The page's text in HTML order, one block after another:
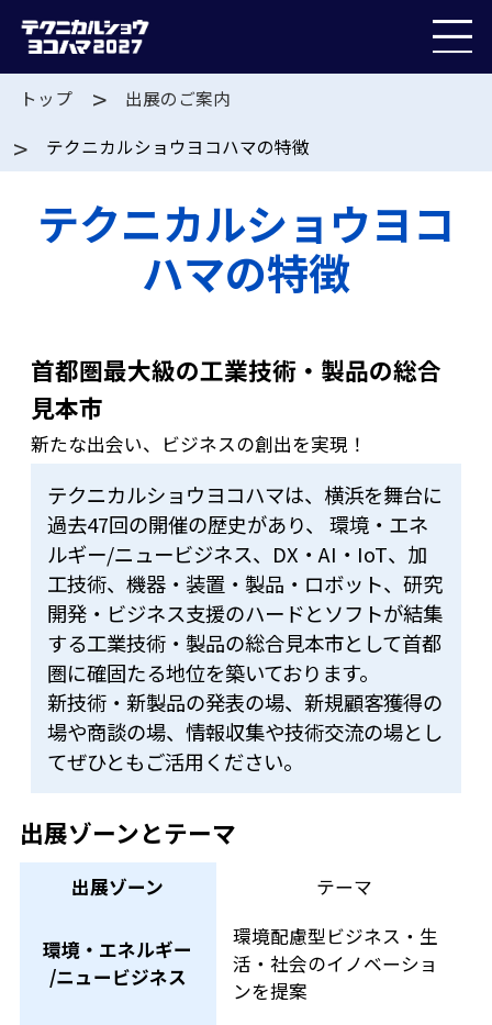
トップ 出展のご案内
テクニカルショウヨコハマの特徴
テクニカルショウヨコ
ハマの特徴
首都圏最大級の工業技術・製品の総合
見本市
新たな出会い、ビジネスの創出を実現！
テクニカルショウヨコハマは、横浜を舞台に
過去47回の開催の歴史があり、 環境・エネ
ルギー/ニュービジネス、DX・AI・IoT、加
工技術、機器・装置・製品・ロボット、研究
開発・ビジネス支援のハードとソフトが結集
する工業技術・製品の総合見本市として首都
圏に確固たる地位を築いております。
新技術・新製品の発表の場、新規顧客獲得の
場や商談の場、情報収集や技術交流の場とし
てぜひともご活用ください。
出展ゾーンとテーマ
出展ゾーン テーマ
環境・エネルギー
/ニュービジネス
環境配慮型ビジネス・生
活・社会のイノベーショ
ンを提案